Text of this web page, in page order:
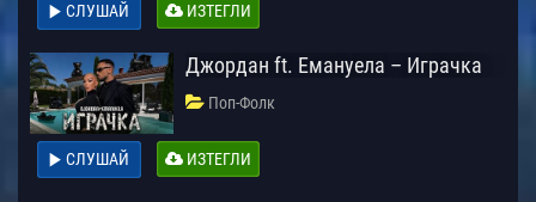
СЛУШАЙ ИЗТЕГЛИ
Джордан ft. Емануела – Играчка
Поп-Фолк
СЛУШАЙ ИЗТЕГЛИ